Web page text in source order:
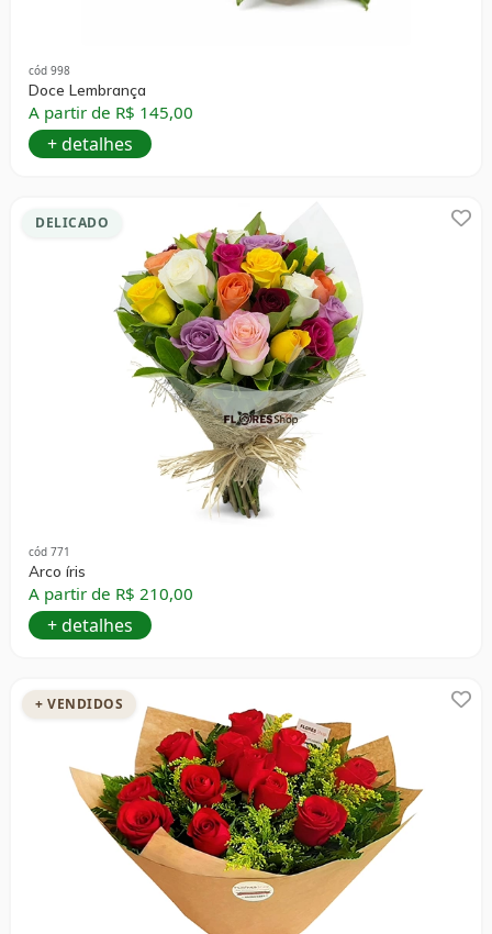
cód 998
Doce Lembrança
A partir de R$ 145,00
+ detalhes
DELICADO
cód 771
Arco íris
A partir de R$ 210,00
+ detalhes
+ VENDIDOS